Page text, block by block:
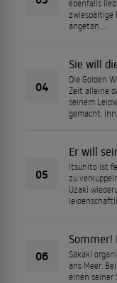
ebenfalls
zwiespältige
angetan …
04
Sie will
Die Golden
Zeit alleine
seinem
gemacht, ihn
05
Er will
Itsuhito ist
zu
Uzaki
06
Sommer!
Sakaki
ans Meer.
einen seiner